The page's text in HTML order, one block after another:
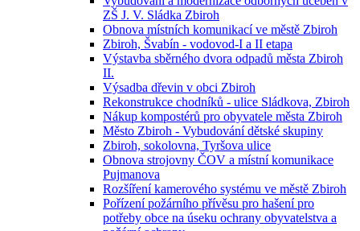
ZŠ J. V. Sládka Zbiroh
Obnova místních komunikací ve městě Zbiroh
Zbiroh, Švabín - vodovod-I a II etapa
Výstavba sběrného dvora odpadů města Zbiroh
II.
Výsadba dřevin v obci Zbiroh
Rekonstrukce chodníků - ulice Sládkova, Zbiroh
Nákup kompostérů pro obyvatele města Zbiroh
Město Zbiroh - Vybudování dětské skupiny
Zbiroh, sokolovna, Tyršova ulice
Obnova strojovny ČOV a místní komunikace
Pujmanova
Rozšíření kamerového systému ve městě Zbiroh
Pořízení požárního přívěsu pro hašení pro
potřeby obce na úseku ochrany obyvatelstva a